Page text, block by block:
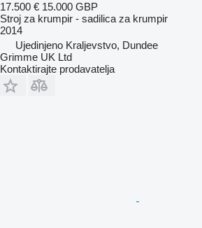
17.500 € 15.000 GBP
Stroj za krumpir - sadilica za krumpir
2014
Ujedinjeno Kraljevstvo, Dundee
Grimme UK Ltd
Kontaktirajte prodavatelja